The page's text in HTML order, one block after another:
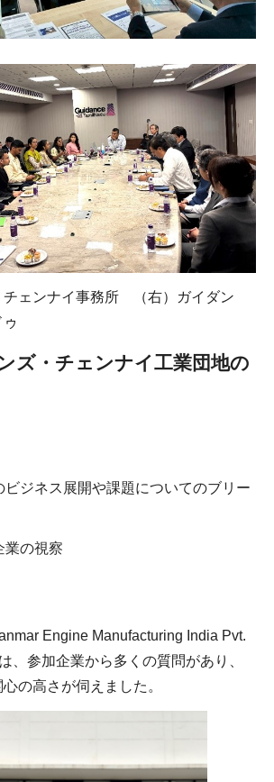
チェンナイ事務所 （右）ガイダン
ズ・チェンナイ工業団地の
ビジネス展開や課題についてのブリー
業の視察
Engine Manufacturing India Pvt.
、参加企業から多くの質問があり、
の高さが伺えました。